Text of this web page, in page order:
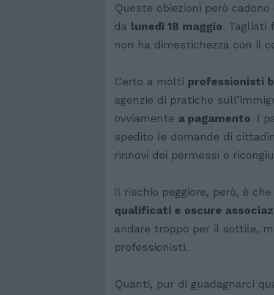
Queste obiezioni però
da lunedì 18 maggio. Tagliati
non ha dimestichezza con il
Certo a molti professionisti
agenzie di pratiche
ovviamente a pagamento. I
spedito le domande di
rinnovi dei permessi e
Il rischio peggiore, però, è
qualificati e oscure
andare troppo per il sottile,
professionisti.
Quanti, pur di guadagnarci